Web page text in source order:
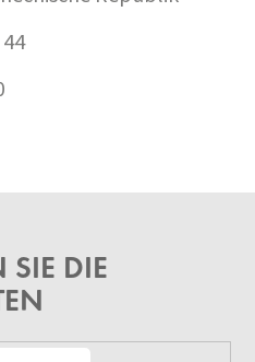
SIE DIE